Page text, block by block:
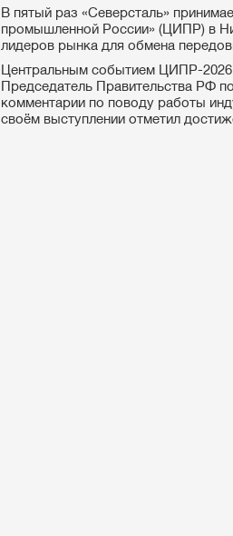
В пятый раз «Северсталь»
промышленной России» (ЦИПР) в
лидеров рынка для обмена
Центральным событием ЦИПР-2026
Председатель Правительства РФ
комментарии по поводу работы
своём выступлении отметил